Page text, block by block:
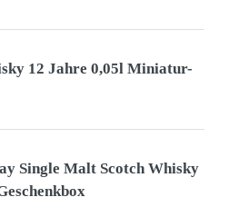
12 Jahre 0,05l Miniatur-
Single Malt Scotch Whisky